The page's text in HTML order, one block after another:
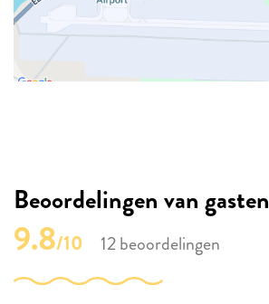
Beoordelingen van gasten
9.8/10 12 beoordelingen